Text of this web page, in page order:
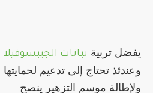
يفضل تربية نباتات الجيبسوفيلا
وعندئذ تحتاج إلى تدعيم
ولإطالة موسم التزهير ينصح